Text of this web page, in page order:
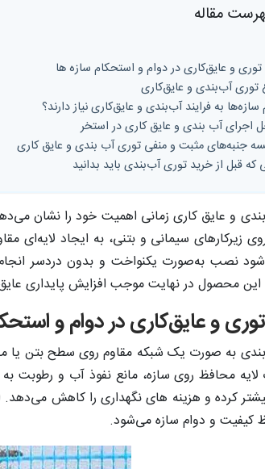
مقاله
و عایق‌کاری در دوام و استحکام سازه ها
توری آب‌بندی و عایق‌کاری
سازه‌ها به فرایند آب‌بندی و عایق‌کاری نیاز دارند؟
اجرای آب‌ بندی و عایق ‌کاری در استخر
جنبه‌های مثبت و منفی توری آب بندی و عایق کاری
که قبل از خرید توری آب‌بندی باید بدانید
و عایق کاری زمانی اهمیت خود را نشان
روی زیرکارهای سیمانی و بتنی، به ایجاد
نصب به‌صورت یکنواخت و بدون دردسر
این محصول در نهایت موجب افزایش پایداری
و عایق‌کاری در دوام و
به ‌صورت یک شبکه مقاوم روی سطح بتن یا
لایه محافظ روی سازه، مانع نفوذ آب و
کرده و هزینه ‌های نگهداری را کاهش
کیفیت و دوام سازه می‌شود.